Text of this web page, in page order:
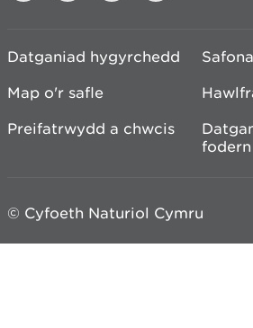
Datganiad hygyrchedd
Map o'r safle
Preifatrwydd a chwcis
fodern
© Cyfoeth Naturiol Cymru